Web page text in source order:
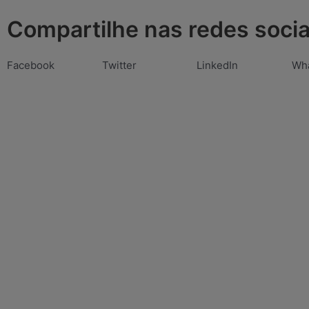
Compartilhe nas redes
Facebook Twitter LinkedIn